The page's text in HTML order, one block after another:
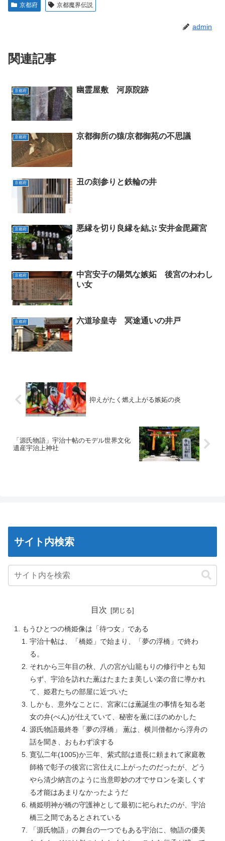
京都府 京都魔界伝説
admin
関連記事
京都府 幽霊屋敷 河原院跡
京都府 京都御所の猿/京都御苑の不思議
京都府 丑の刻参りと鉄輪の井
京都府 悪縁を切り良縁を結ぶ 安井金毘羅宮
京都府
中宮安子の陽気な嫉妬 後宮のわわし
い女
京都府 六道珍皇寺 冥途通いの井戸
抑えがたく燃え上がる嫉妬の炎
「源氏物語」宇治十帖のモデル世界文化
遺産宇治上神社
サイト内検索
目次
もうひとつの橋姫像は「待つ女」である
宇治十帖は、「橋姫」で始まり、「夢の浮橋」で終わ
る。
それから三年目の秋、八の宮が山籠もりの修行中とも知
らず、宇治を訪れた薫はたまたま美しい楽の音に導かれ
て、姫君たちの部屋に近づいた
しかも、意外なことに、宮家には薫誕生の事情を知る老
女の弁(べん)が仕えていて、秘密を薫にほのめかした
源氏物語最終巻「夢の浮橋」 薫は、横川僧都から浮舟の
話を聞き、おもわず涙する
寛弘二年(1005)か三年、紫式部は道長に頼まれて家庭教
師格で彰子の後宮に宮仕えに上がったのだったが、どう
やら清少納言のように当意即妙の才でサロンを楽しくす
る才能はあまりなかったようだ
橋姫明神が橋の守護神として最初に祀られたのが、宇治
橋三之間であるとされている
「源氏物語」の舞台の一つでもある宇治に、物語の優美